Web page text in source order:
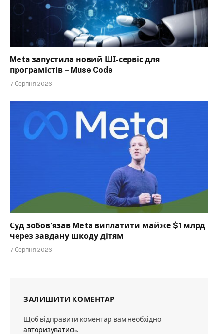
Meta запустила новий ШІ-сервіс для
програмістів – Muse Code
7 Серпня 2026
Суд зобов’язав Meta виплатити майже $1 млрд
через завдану шкоду дітям
7 Серпня 2026
ЗАЛИШИТИ КОМЕНТАР
Щоб відправити коментар вам необхідно
авторизуватись.